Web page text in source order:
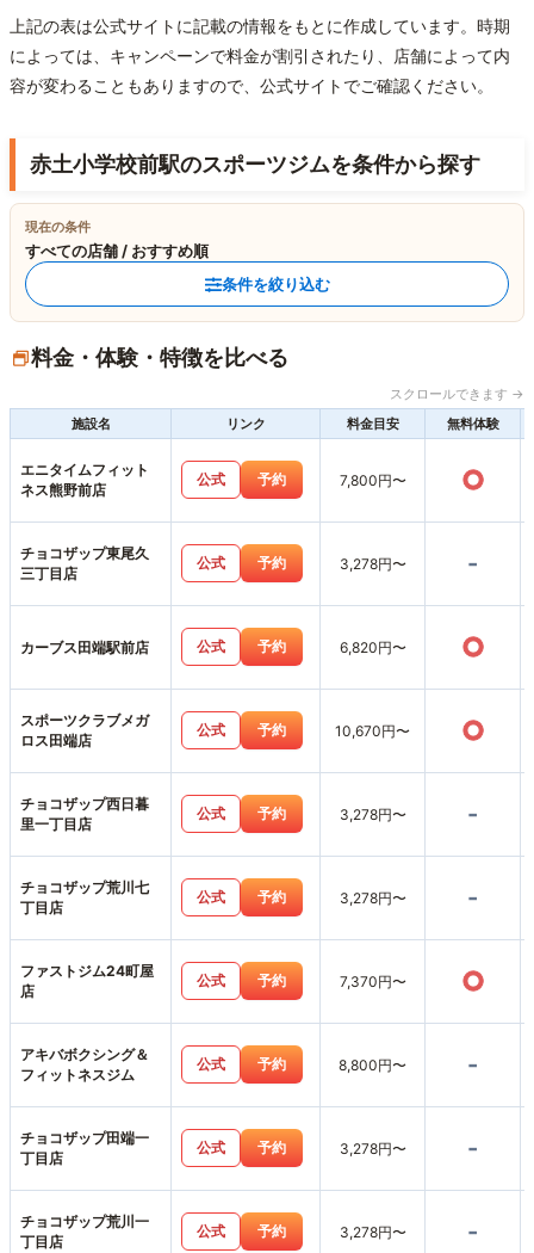
上記の表は公式サイトに記載の情報をもとに作成しています。時期
によっては、キャンペーンで料金が割引されたり、店舗によって内
容が変わることもありますので、公式サイトでご確認ください。
赤土小学校前駅のスポーツジムを条件から探す
現在の条件
すべての店舗 / おすすめ順
条件を絞り込む
料金・体験・特徴を比べる
スクロールできます →
施設名
リンク 料金目安 無料体験
エニタイムフィット
ネス熊野前店
公式 予約 7,800円〜 ○
チョコザップ東尾久
三丁目店
公式 予約 3,278円〜 -
カーブス田端駅前店 公式 予約 6,820円〜 ○
スポーツクラブメガ
ロス田端店
公式 予約 10,670円〜 ○
チョコザップ西日暮
里一丁目店
公式 予約 3,278円〜 -
チョコザップ荒川七
丁目店
公式 予約 3,278円〜 -
ファストジム24町屋
店
公式 予約 7,370円〜 ○
アキバボクシング＆
フィットネスジム
公式 予約 8,800円〜 -
チョコザップ田端一
丁目店
公式 予約 3,278円〜 -
チョコザップ荒川一
丁目店
公式 予約 3,278円〜 -